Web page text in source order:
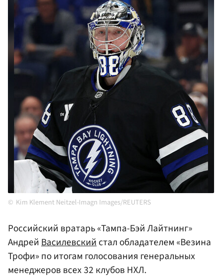
Kim Klement Neitzel-Imagn Images/REUTERS
Российский вратарь «Тампа-Бэй Лайтнинг»
АндрейВасилевскийстал обладателем «Везина
Трофи» по итогам голосования генеральных
менеджеров всех 32 клубов НХЛ.